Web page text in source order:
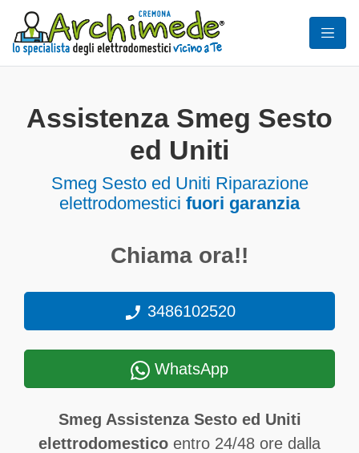
Assistenza Smeg Sesto
ed Uniti
Smeg Sesto ed Uniti Riparazione
elettrodomestici fuori garanzia
Chiama ora!!
3486102520
WhatsApp
Smeg Assistenza Sesto ed Uniti
elettrodomestico entro 24/48 ore dalla